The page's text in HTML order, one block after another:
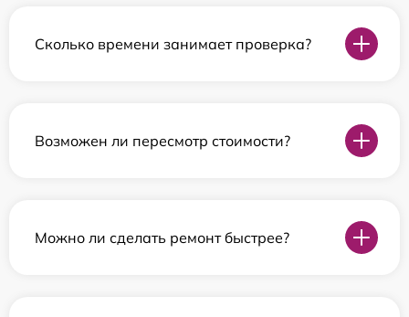
Сколько времени занимает проверка?
Возможен ли пересмотр стоимости?
Можно ли сделать ремонт быстрее?